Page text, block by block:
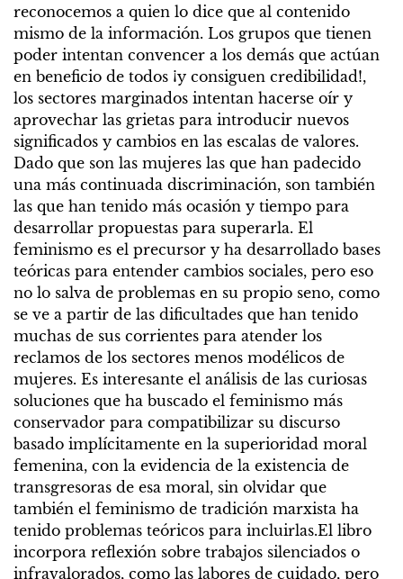
reconocemos a quien lo dice que al contenido
mismo de la información. Los grupos que tienen
poder intentan convencer a los demás que actúan
en beneficio de todos ¡y consiguen credibilidad!,
los sectores marginados intentan hacerse oír y
aprovechar las grietas para introducir nuevos
significados y cambios en las escalas de valores.
Dado que son las mujeres las que han padecido
una más continuada discriminación, son también
las que han tenido más ocasión y tiempo para
desarrollar propuestas para superarla. El
feminismo es el precursor y ha desarrollado bases
teóricas para entender cambios sociales, pero eso
no lo salva de problemas en su propio seno, como
se ve a partir de las dificultades que han tenido
muchas de sus corrientes para atender los
reclamos de los sectores menos modélicos de
mujeres. Es interesante el análisis de las curiosas
soluciones que ha buscado el feminismo más
conservador para compatibilizar su discurso
basado implícitamente en la superioridad moral
femenina, con la evidencia de la existencia de
transgresoras de esa moral, sin olvidar que
también el feminismo de tradición marxista ha
tenido problemas teóricos para incluirlas.El libro
incorpora reflexión sobre trabajos silenciados o
infravalorados, como las labores de cuidado, pero